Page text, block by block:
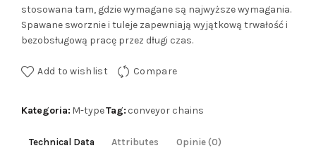
stosowana tam, gdzie wymagane są najwyższe wymagania.
Spawane sworznie i tuleje zapewniają wyjątkową trwałość i
bezobsługową pracę przez długi czas.
Add to wishlist Compare
Kategoria: M-typeTag: conveyor chains
Technical Data Attributes Opinie (0)